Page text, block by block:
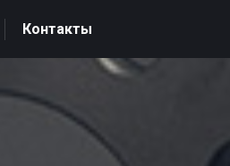
Контакты